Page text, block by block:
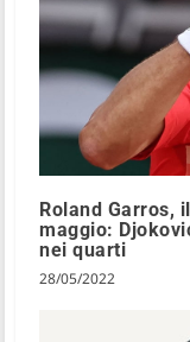
Roland Garros,
maggio:
nei quarti
28/05/2022